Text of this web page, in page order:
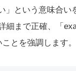
という意味合
細まで正確、「
とを強調します。